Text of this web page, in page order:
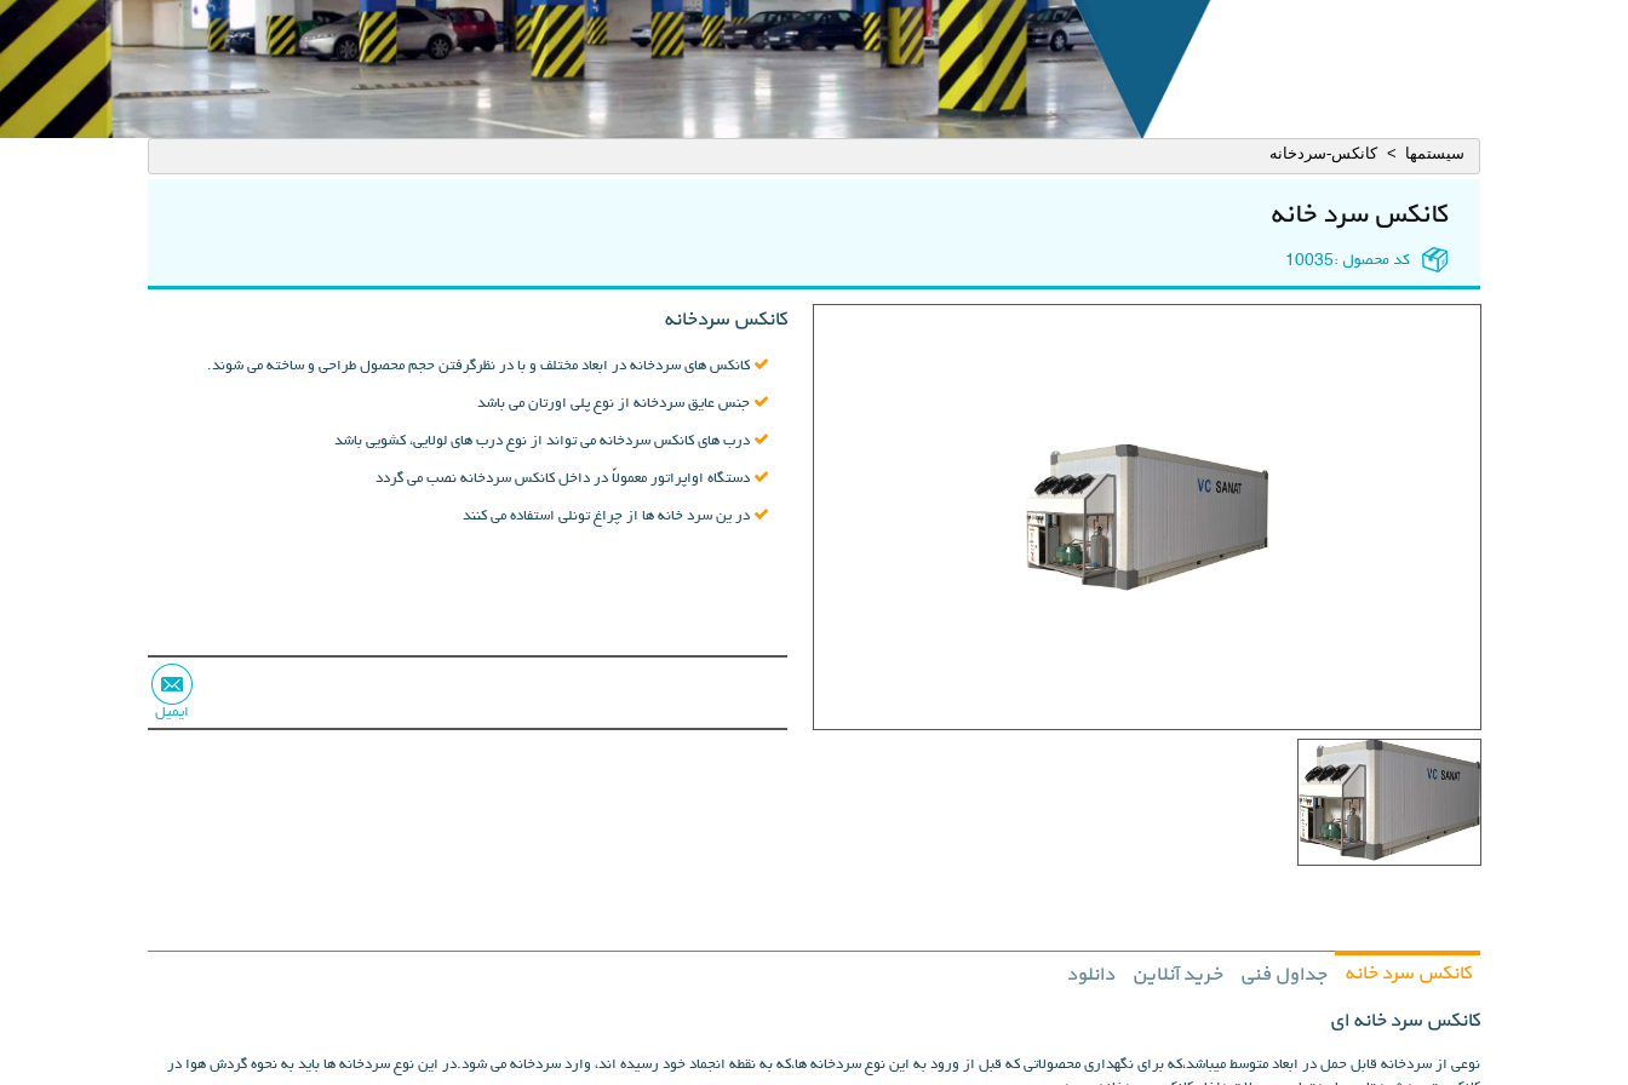
سيستمها > کانکس-سردخانه
کانکس سرد خانه
کد محصول :10035
کانکس سردخانه
کانکس های سردخانه در ابعاد مختلف و با در نظرگرفتن حجم محصول طراحی و ساخته می شوند.
جنس عایق سردخانه از نوع پلی اورتان می باشد
درب های کانکس سردخانه می تواند از نوع درب های لولایی، کشویی باشد
دستگاه اواپراتور معمولاً در داخل کانکس سردخانه نصب می گردد
در ین سرد خانه ها از چراغ تونلی استفاده می کنند
ایمیل
کانکس سرد خانه جداول فنی خرید آنلاین
دانلود
کانکس سرد خانه ای
نوعی از سردخانه قابل حمل در ابعاد متوسط میباشد،که برای نگهداری محصولاتی که قبل از ورود به این نوع سردخانه ها،که به نقطه انجماد خود رسیده اند، وارد سردخانه می شود.در این نوع سردخانه ها باید به نحوه گردش هوا در